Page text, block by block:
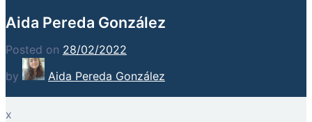
Aida Pereda González
Posted on 28/02/2022
by
Aida Pereda González
x